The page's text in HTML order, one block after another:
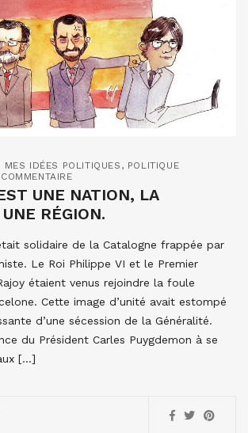
MES IDÉES POLITIQUES , POLITIQUE
UNE NATION, LA
RÉGION.
solidaire de la Catalogne frappée par
Le Roi Philippe VI et le Premier
étaient venus rejoindre la foule
Cette image d’unité avait estompé
d’une sécession de la Généralité.
du Président Carles Puygdemon à se
[…]